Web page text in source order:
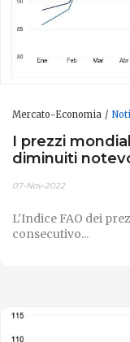
Mercato-Economia
I prezzi
diminuiti
07-Nov-2022
L'Indice FAO dei
consecutivo...